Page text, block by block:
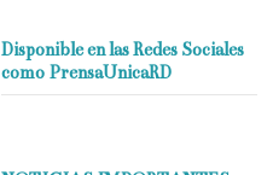
Disponible en las Redes Sociales
como PrensaUnicaRD